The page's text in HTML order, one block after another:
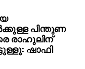
ഹൃദയാഘാത
പിന്തുണ
രാഹുലിന്
ഷാഫി